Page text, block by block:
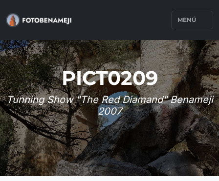
MENÚ
PICT0209
Tunning Show "The Red Diamand" Benameji
2007